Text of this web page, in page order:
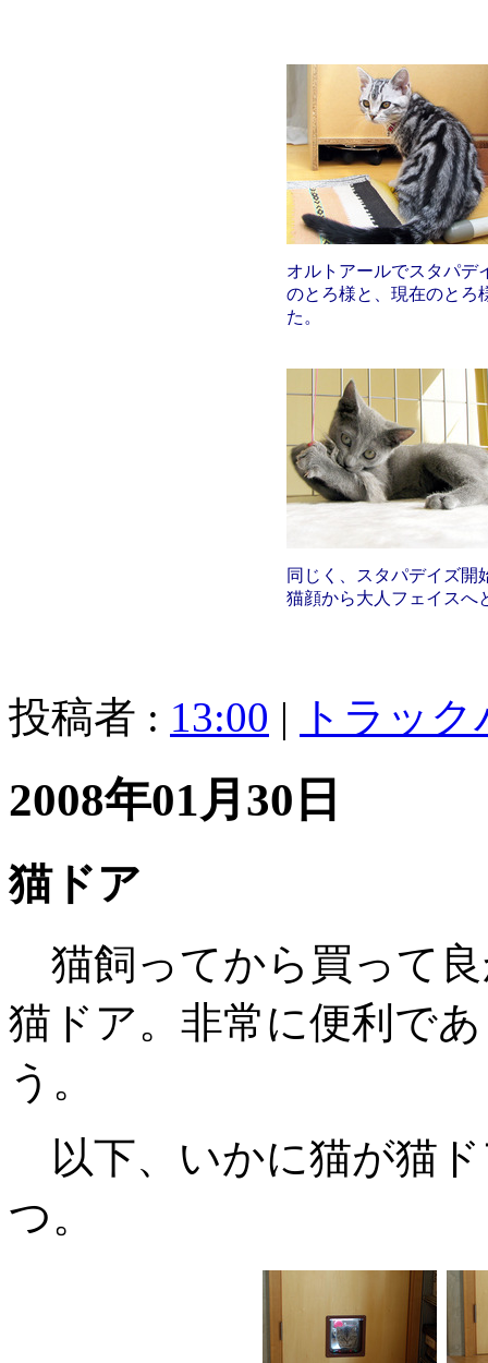
オルトアールでスタパデ
のとろ様と、現在のとろ
た。
同じく、スタパデイズ開
猫顔から大人フェイスへ
投稿者 : 13:00 | トラッ
2008年01月30日
猫ドア
猫飼ってから買って
猫ドア。非常に便利で
う。
以下、いかに猫が猫
つ。